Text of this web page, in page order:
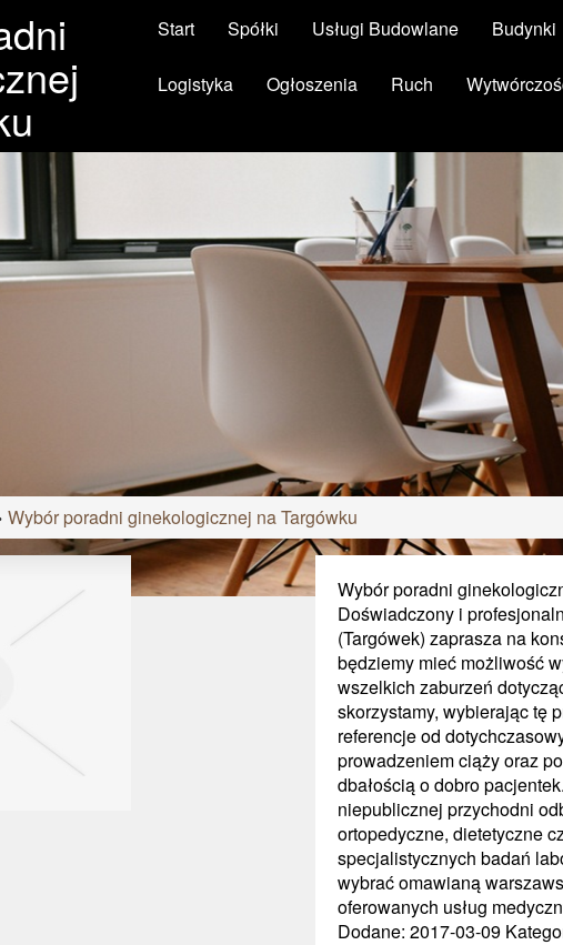
Start Spółki Usługi Budowlane Budynki
Logistyka Ogłoszenia Ruch
Wybór poradni ginekologicznej na Targówku
Wybór poradni
Doświadczony i
(Targówek) zaprasza na
będziemy mieć możliwość
wszelkich zaburzeń
skorzystamy, wybierając tę
referencje od
prowadzeniem ciąży oraz
dbałością o dobro
niepublicznej przychodni
ortopedyczne, dietetyczne
specjalistycznych badań
wybrać omawianą
oferowanych usług
Dodane: 2017-03-09